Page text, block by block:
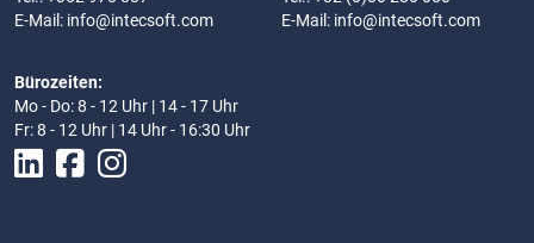
E-Mail: info@intecsoft.com
E-Mail: info@intecsoft.com
Bürozeiten:
Mo - Do: 8 - 12 Uhr | 14 - 17 Uhr
Fr: 8 - 12 Uhr | 14 Uhr - 16:30 Uhr